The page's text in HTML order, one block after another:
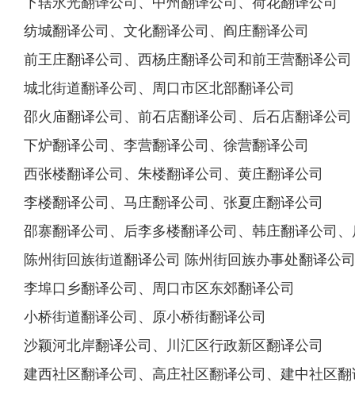
纺城翻译公司、文化翻译公司、阎庄翻译公司
前王庄翻译公司、西杨庄翻译公司和前王营翻译公司
城北街道翻译公司、周口市区北部翻译公司
邵火庙翻译公司、前石店翻译公司、后石店翻译公司
下炉翻译公司、李营翻译公司、徐营翻译公司
西张楼翻译公司、朱楼翻译公司、黄庄翻译公司
李楼翻译公司、马庄翻译公司、张夏庄翻译公司
邵寨翻译公司、后李多楼翻译公司、韩庄翻译公司
陈州街回族街道翻译公司 陈州街回族办事处翻译公司
李埠口乡翻译公司、周口市区东郊翻译公司
小桥街道翻译公司、原小桥街翻译公司
沙颖河北岸翻译公司、川汇区行政新区翻译公司
建西社区翻译公司、高庄社区翻译公司、建中社区翻